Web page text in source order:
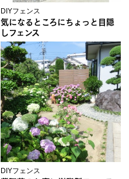
DIYフェンス
気になるところにちょっと目隠
しフェンス
DIYフェンス